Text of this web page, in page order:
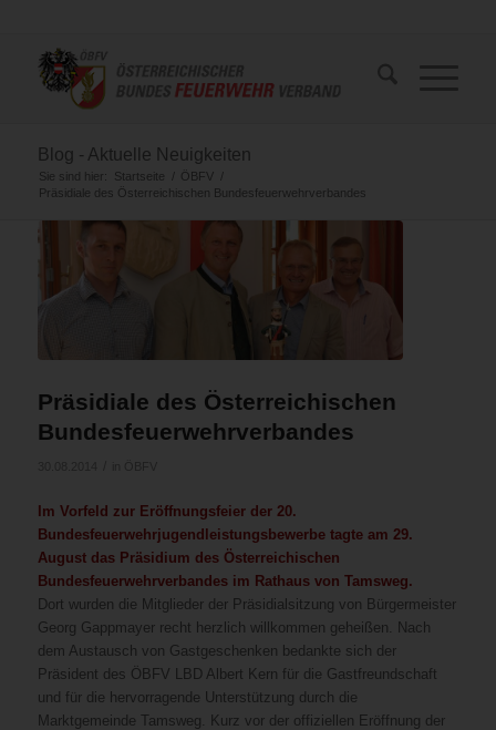
Blog - Aktuelle Neuigkeiten
Sie sind hier: Startseite / ÖBFV
/
Präsidiale des Österreichischen Bundesfeuerwehrverbandes
Präsidiale des Österreichischen
Bundesfeuerwehrverbandes
Im Vorfeld zur Eröffnungsfeier der 20.
Bundesfeuerwehrjugendleistungsbewerbe tagte am 29.
August das Präsidium des Österreichischen
Bundesfeuerwehrverbandes im Rathaus von Tamsweg.
Dort wurden die Mitglieder der Präsidialsitzung von Bürgermeister
Georg Gappmayer recht herzlich willkommen geheißen. Nach
dem Austausch von Gastgeschenken bedankte sich der
Präsident des ÖBFV LBD Albert Kern für die Gastfreundschaft
und für die hervorragende Unterstützung durch die
Marktgemeinde Tamsweg. Kurz vor der offiziellen Eröffnung der